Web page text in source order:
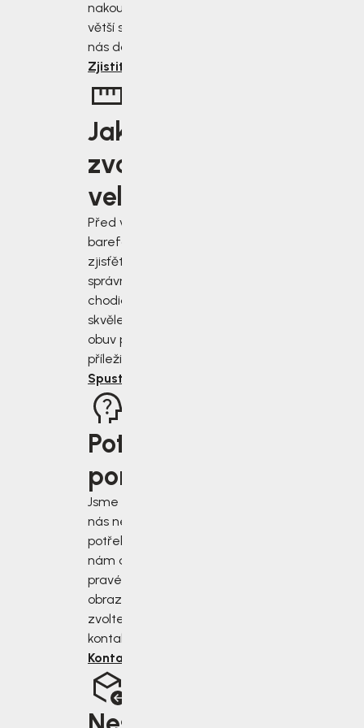
nakoupíte, tím
větší slevu od
nás dostanete.
Zjistit více
Jakou
zvolit
velikost?
Před výběrem
barefoot bot
zjisťěte jak
správně změřit
chodidla a vybrat
skvěle padnoucí
obuv pro každou
příležitost.
Spustit rádce
Potřebujete
poradit?
Jsme tu pro vás, když
nás nejvíce
potřebujete. Napište
nám do chatu v
pravém dolním rohu
obrazovky, nebo
zvolte jiný druh
kontaktu.
Kontaktujte nás